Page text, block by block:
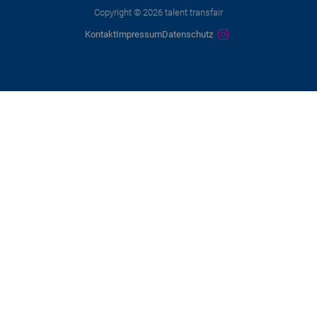
Copyright © 2026 talent transfair
KontaktImpressumDatenschutz